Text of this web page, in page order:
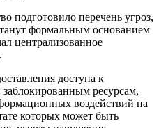
подготовило перечень угроз,
формальным основанием
централизованное
доступа к
ресурсам,
воздействий на
которых может быть